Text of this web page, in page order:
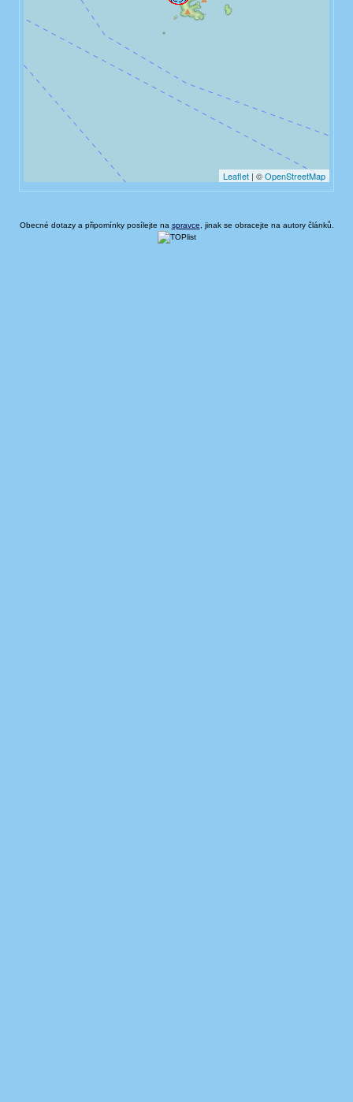
Obecné dotazy a připomínky posílejte na spravce , jinak se obracejte na autory článků.